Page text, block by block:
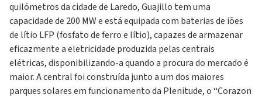
quilómetros da cidade de Laredo, Guajillo tem uma
capacidade de 200 MW e está equipada com baterias de iões
de lítio LFP (fosfato de ferro e lítio), capazes de armazenar
eficazmente a eletricidade produzida pelas centrais
elétricas, disponibilizando-a quando a procura do mercado é
maior. A central foi construída junto a um dos maiores
parques solares em funcionamento da Plenitude, o “Corazon